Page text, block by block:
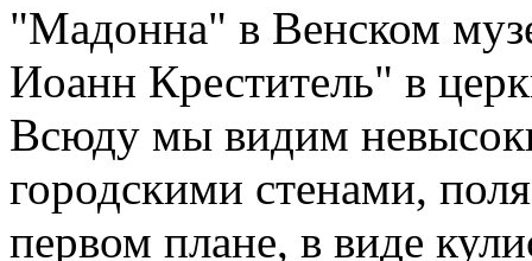
"Мадонна" в Венском
Иоанн Креститель" в
Всюду мы видим
городскими стенами,
первом плане, в виде